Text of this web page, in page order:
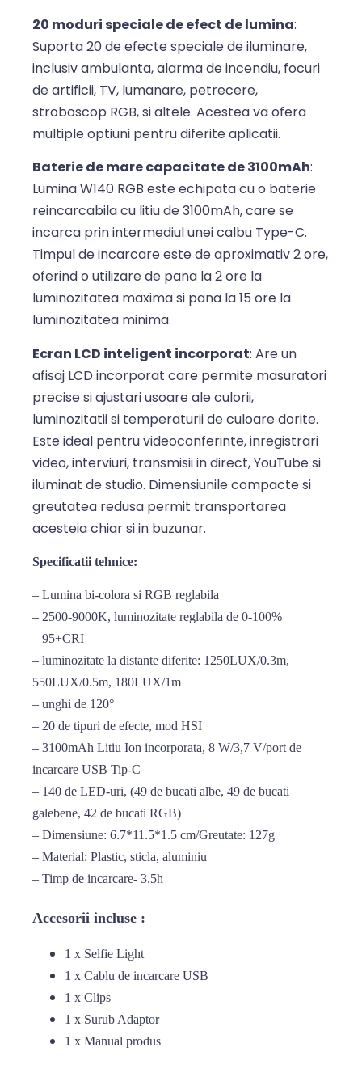
20 moduri speciale de efect de lumina:
Suporta 20 de efecte speciale de iluminare,
inclusiv ambulanta, alarma de incendiu, focuri
de artificii, TV, lumanare, petrecere,
stroboscop RGB, si altele. Acestea va ofera
multiple optiuni pentru diferite aplicatii.
Baterie de mare capacitate de 3100mAh:
Lumina W140 RGB este echipata cu o baterie
reincarcabila cu litiu de 3100mAh, care se
incarca prin intermediul unei calbu Type-C.
Timpul de incarcare este de aproximativ 2 ore,
oferind o utilizare de pana la 2 ore la
luminozitatea maxima si pana la 15 ore la
luminozitatea minima.
Ecran LCD inteligent incorporat: Are un
afisaj LCD incorporat care permite masuratori
precise si ajustari usoare ale culorii,
luminozitatii si temperaturii de culoare dorite.
Este ideal pentru videoconferinte, inregistrari
video, interviuri, transmisii in direct, YouTube si
iluminat de studio. Dimensiunile compacte si
greutatea redusa permit transportarea
acesteia chiar si in buzunar.
Specificatii tehnice:
– Lumina bi-colora si RGB reglabila
– 2500-9000K, luminozitate reglabila de 0-100%
– 95+CRI
– luminozitate la distante diferite: 1250LUX/0.3m,
550LUX/0.5m, 180LUX/1m
– unghi de 120°
– 20 de tipuri de efecte, mod HSI
– 3100mAh Litiu Ion incorporata, 8 W/3,7 V/port de
incarcare USB Tip-C
– 140 de LED-uri, (49 de bucati albe, 49 de bucati
galebene, 42 de bucati RGB)
– Dimensiune: 6.7*11.5*1.5 cm/Greutate: 127g
– Material: Plastic, sticla, aluminiu
– Timp de incarcare- 3.5h
Accesorii incluse :
1 x Selfie Light
1 x Cablu de incarcare USB
1 x Clips
1 x Surub Adaptor
1 x Manual produs